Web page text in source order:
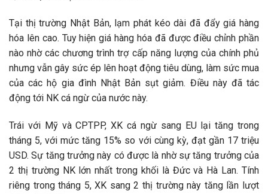
Tại thị trường Nhật Bản, lạm phát kéo dài đã đẩy giá hàng
hóa lên cao. Tuy hiện giá hàng hóa đã được điều chỉnh phần
nào nhờ các chương trình trợ cấp năng lượng của chính phủ
nhưng vẫn gây sức ép lên hoạt động tiêu dùng, làm sức mua
của các hộ gia đình Nhật Bản sụt giảm. Điều này đã tác
động tới NK cá ngừ của nước này.
Trái với Mỹ và CPTPP, XK cá ngừ sang EU lại tăng trong
tháng 5, với mức tăng 15% so với cùng kỳ, đạt gần 17 triệu
USD. Sự tăng trưởng này có được là nhờ sự tăng trưởng của
2 thị trường NK lớn nhất trong khối là Đức và Hà Lan. Tính
riêng trong tháng 5, XK sang 2 thị trường này tăng lần lượt